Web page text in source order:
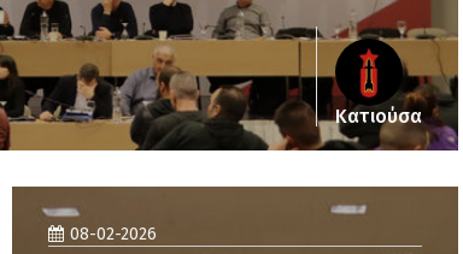
Κατιούσα
08-02-2026